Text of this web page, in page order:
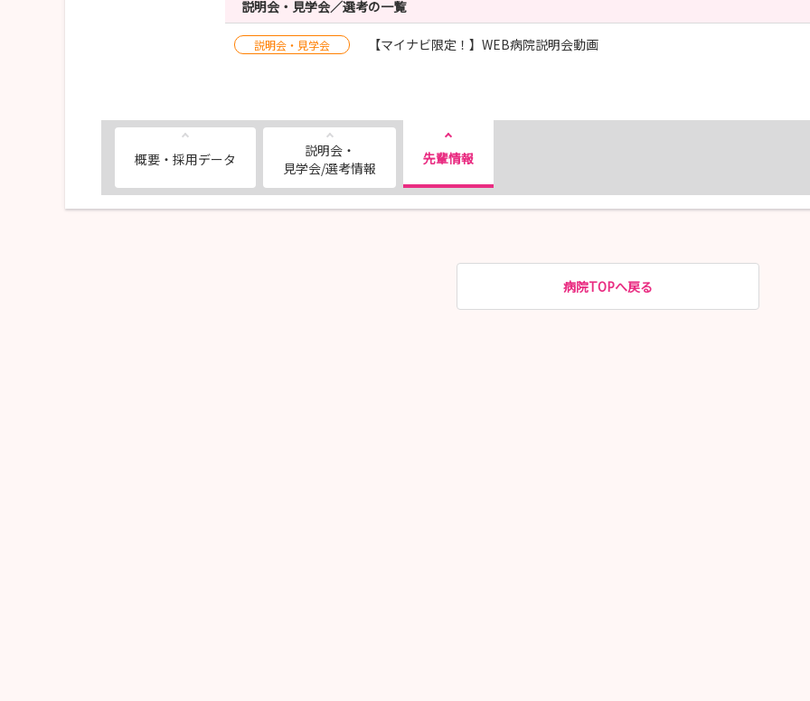
説明会・見学会／選考の一覧
説明会・見学会 【マイナビ限定！】WEB病院説明会動画
概要・採用データ
説明会・
見学会/選考情報
先輩情報
病院TOPへ戻る